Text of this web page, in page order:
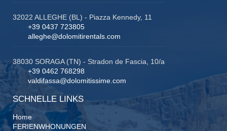
32022 ALLEGHE (BL) - Piazza Kennedy, 11
+39 0437 723805
alleghe@dolomitirentals.com
38030 SORAGA (TN) - Stradon de Fascia, 10/a
+39 0462 768298
valdifassa@dolomitissime.com
SCHNELLE LINKS
Home
FERIENWHONUNGEN